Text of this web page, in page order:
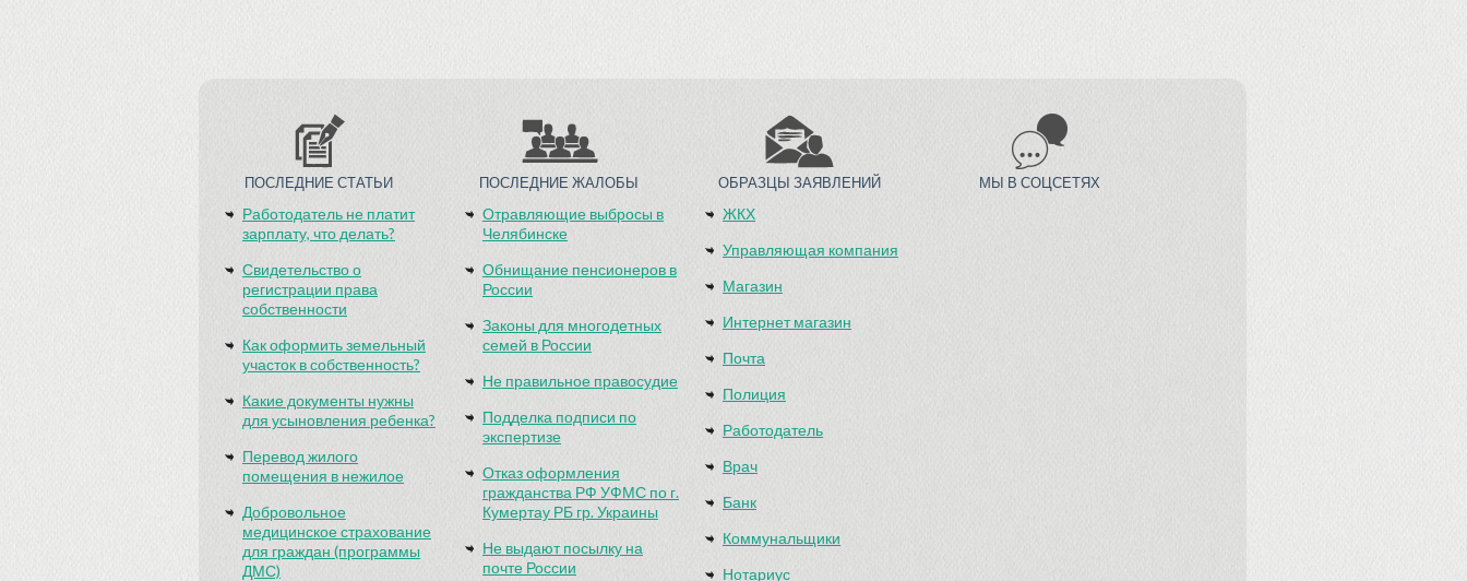
ПОСЛЕДНИЕ СТАТЬИ
Работодатель не платит
зарплату, что делать?
Свидетельство о
регистрации права
собственности
Как оформить земельный
участок в собственность?
Какие документы нужны
для усыновления ребенка?
Перевод жилого
помещения в нежилое
Добровольное
медицинское страхование
для граждан (программы
ДМС)
ПОСЛЕДНИЕ ЖАЛОБЫ
Отравляющие выбросы в
Челябинске
Обнищание пенсионеров в
России
Законы для многодетных
семей в России
Не правильное правосудие
Подделка подписи по
экспертизе
Отказ оформления
гражданства РФ УФМС по г.
Кумертау РБ гр. Украины
Не выдают посылку на
почте России
ОБРАЗЦЫ ЗАЯВЛЕНИЙ
ЖКХ
Управляющая компания
Магазин
Интернет магазин
Почта
Полиция
Работодатель
Врач
Банк
Коммунальщики
Нотариус
МЫ В СОЦСЕТЯХ